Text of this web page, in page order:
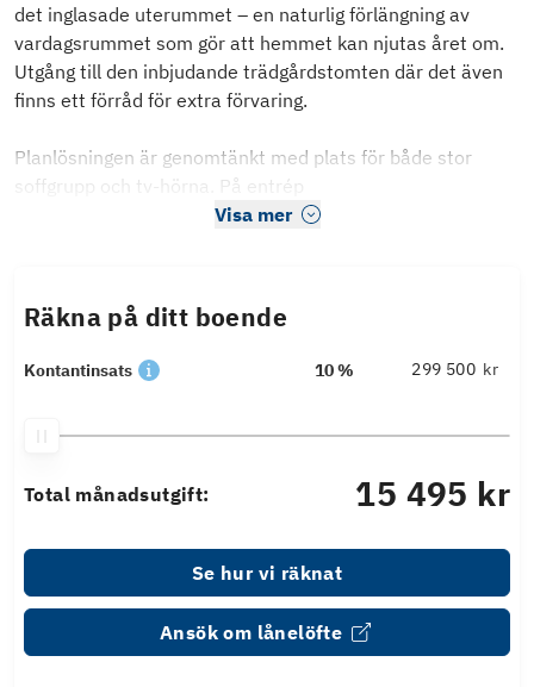
det inglasade uterummet – en naturlig förlängning av
vardagsrummet som gör att hemmet kan njutas året om.
Utgång till den inbjudande trädgårdstomten där det även
finns ett förråd för extra förvaring.
Planlösningen är genomtänkt med plats för både stor
soffgrupp och tv-hörna. På entrép
Visa mer
Räkna på ditt boende
Kontantinsats 10 % kr
Total månadsutgift: 15 495 kr
Se hur vi räknat
Ansök om lånelöfte